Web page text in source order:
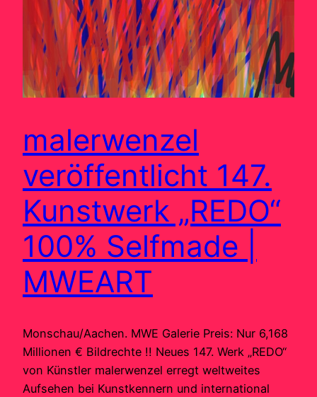
malerwenzel
veröffentlicht 147.
Kunstwerk „REDO“
100% Selfmade |
MWEART
Monschau/Aachen. MWE Galerie Preis: Nur 6,168
Millionen € Bildrechte !! Neues 147. Werk „REDO“
von Künstler malerwenzel erregt weltweites
Aufsehen bei Kunstkennern und international